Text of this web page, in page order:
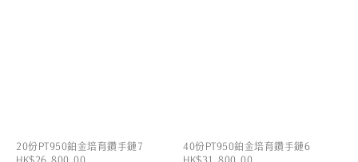
20份PT950鉑金培育鑽手鏈7
40份PT950鉑金培育鑽手鏈6